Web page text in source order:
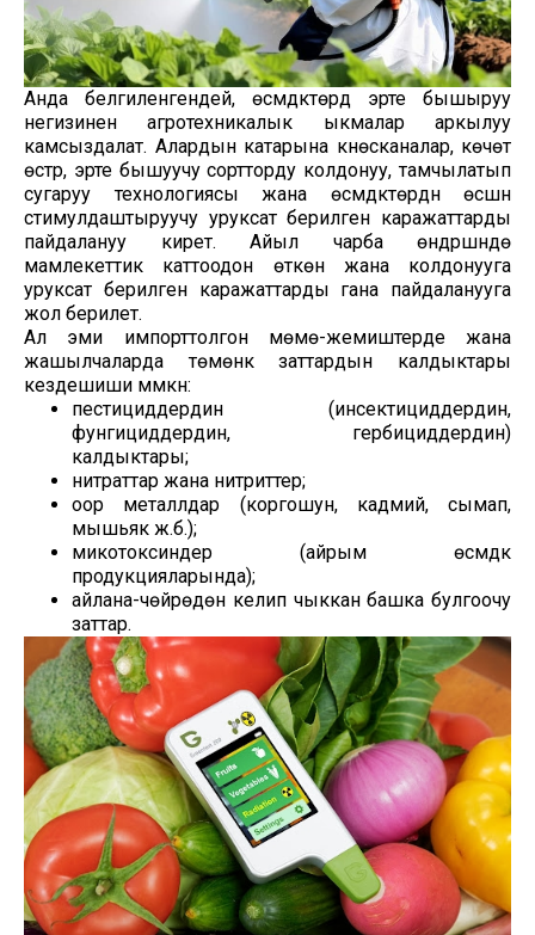
Анда белгиленгендей, өсүмдүктөрдү эрте бышыруу
негизинен агротехникалык ыкмалар аркылуу
камсыздалат. Алардын катарына күнөсканалар, көчөт
өстүрүү, эрте бышуучу сортторду колдонуу, тамчылатып
сугаруу технологиясы жана өсүмдүктөрдүн өсүшүн
стимулдаштыруучу уруксат берилген каражаттарды
пайдалануу кирет. Айыл чарба өндүрүшүндө
мамлекеттик каттоодон өткөн жана колдонууга
уруксат берилген каражаттарды гана пайдаланууга
жол берилет.
Ал эми импорттолгон мөмө-жемиштерде жана
жашылчаларда төмөнкү заттардын калдыктары
кездешиши мүмкүн:
пестициддердин (инсектициддердин,
фунгициддердин, гербициддердин)
калдыктары;
нитраттар жана нитриттер;
оор металлдар (коргошун, кадмий, сымап,
мышьяк ж.б.);
микотоксиндер (айрым өсүмдүк
продукцияларында);
айлана-чөйрөдөн келип чыккан башка булгоочу
заттар.